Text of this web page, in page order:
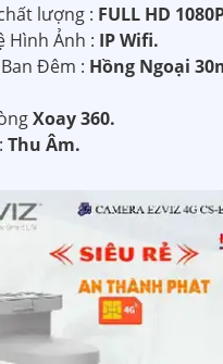
lượng : FULL HD
Hình Ảnh : IP Wifi.
Đêm : Hồng Ngoại
Xoay 360.
Thu Âm.